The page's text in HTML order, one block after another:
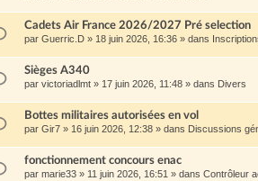
Cadets Air France 2026/2027 Pré selection
par Guerric.D » 18 juin 2026, 16:36 » dans
Sièges A340
par victoriadlmt » 17 juin 2026, 11:48 » dans Divers
Bottes militaires autorisées en vol
par Gir7 » 16 juin 2026, 12:38 » dans Discussions
fonctionnement concours enac
par marie33 » 11 juin 2026, 16:51 » dans Contrôleur